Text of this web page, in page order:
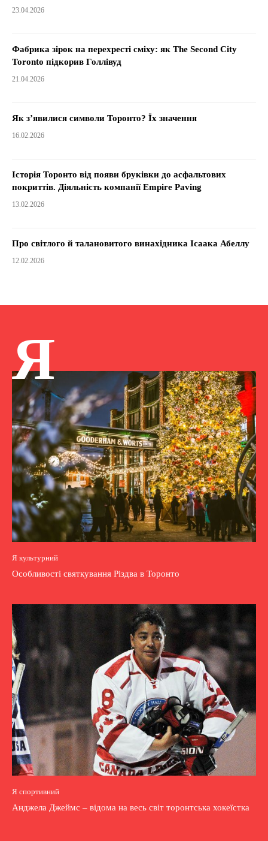
23.04.2026
Фабрика зірок на перехресті сміху: як The Second City
Toronto підкорив Голлівуд
21.04.2026
Як з’явилися символи Торонто? Їх значення
16.02.2026
Історія Торонто від появи бруківки до асфальтових
покриттів. Діяльність компанії Empire Paving
13.02.2026
Про світлого й талановитого винахідника Ісаака Абеллу
12.02.2026
Я
Я культурний
Особливості святкування Різдва в Торонто
Я спортивний
Анджела Джеймс – відома на весь світ торонтська хокеїстка